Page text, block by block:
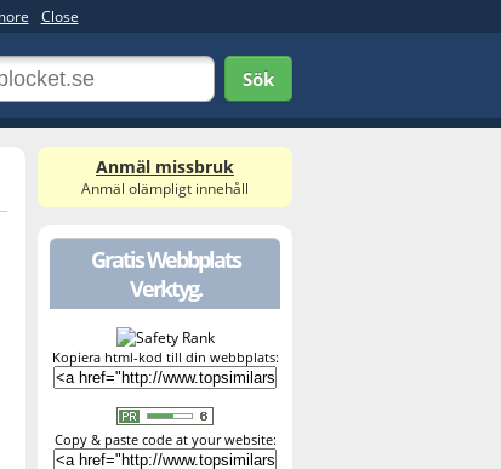
Close
Sök
Anmäl missbruk
Anmäl olämpligt innehåll
Gratis Webbplats
Verktyg.
Kopiera html-kod till din webbplats:
Copy & paste code at your website: